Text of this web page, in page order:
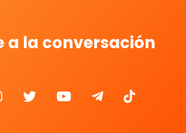
a la conversación